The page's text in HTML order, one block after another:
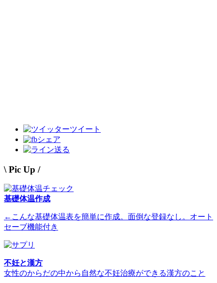
ツイート
シェア
送る
\ Pic Up /
基礎体温作成
←こんな基礎体温表を簡単に作成。面倒な登録なし。オート
セーブ機能付き
不妊と漢方
女性のからだの中から自然な不妊治療ができる漢方のこと